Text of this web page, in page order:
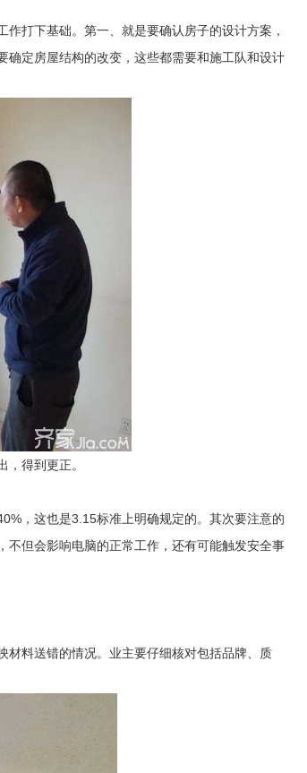
打下基础。第一、就是要确认房子的设计方案，
确定房屋结构的改变，这些都需要和施工队和设计
得到更正。
，这也是3.15标准上明确规定的。其次要注意的
不但会影响电脑的正常工作，还有可能触发安全事
材料送错的情况。业主要仔细核对包括品牌、质